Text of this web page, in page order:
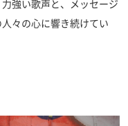
強い歌声と、メッセージ
々の心に響き続けてい